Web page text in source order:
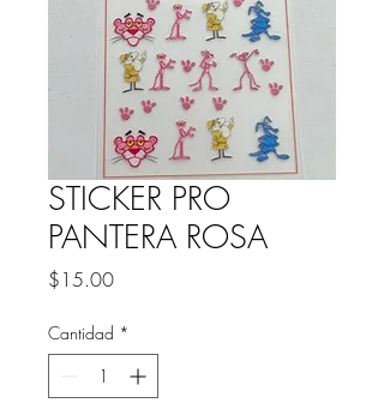
STICKER PRO
PANTERA ROSA
$15.00Precio
Cantidad *